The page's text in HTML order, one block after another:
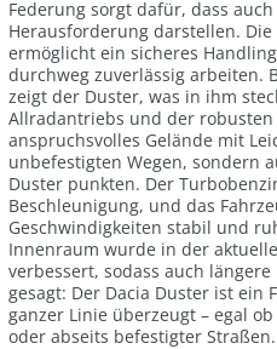
Federung sorgt dafür, dass
Herausforderung darstellen.
ermöglicht ein sicheres
durchweg zuverlässig arbeiten.
zeigt der Duster, was in ihm
Allradantriebs und der
anspruchsvolles Gelände mit
unbefestigten Wegen, sondern
Duster punkten. Der
Beschleunigung, und das
Geschwindigkeiten stabil und
Innenraum wurde in der
verbessert, sodass auch
gesagt: Der Dacia Duster ist ein
ganzer Linie überzeugt – egal
oder abseits befestigter Straßen.